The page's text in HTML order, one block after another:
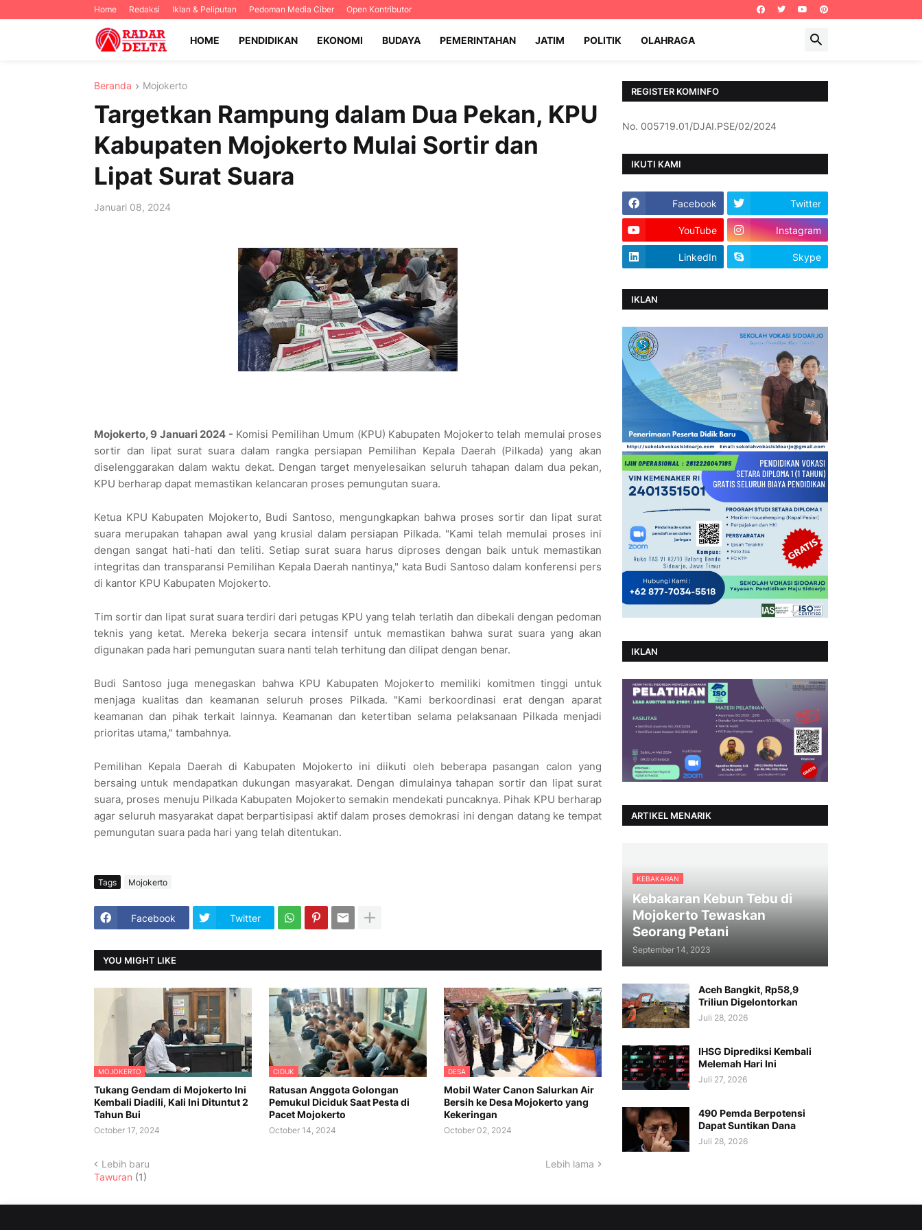
Home Redaksi Iklan & Peliputan Pedoman Media Ciber Open Kontributor
HOME PENDIDIKAN EKONOMI BUDAYA PEMERINTAHAN JATIM POLITIK OLAHRAGA
Beranda Mojokerto
Targetkan Rampung dalam Dua Pekan, KPU
Kabupaten Mojokerto Mulai Sortir dan
Lipat Surat Suara
Januari 08, 2024
Mojokerto, 9 Januari 2024 - Komisi Pemilihan Umum (KPU) Kabupaten Mojokerto telah memulai proses
sortir dan lipat surat suara dalam rangka persiapan Pemilihan Kepala Daerah (Pilkada) yang akan
diselenggarakan dalam waktu dekat. Dengan target menyelesaikan seluruh tahapan dalam dua pekan,
KPU berharap dapat memastikan kelancaran proses pemungutan suara.
Ketua KPU Kabupaten Mojokerto, Budi Santoso, mengungkapkan bahwa proses sortir dan lipat surat
suara merupakan tahapan awal yang krusial dalam persiapan Pilkada. "Kami telah memulai proses ini
dengan sangat hati-hati dan teliti. Setiap surat suara harus diproses dengan baik untuk memastikan
integritas dan transparansi Pemilihan Kepala Daerah nantinya," kata Budi Santoso dalam konferensi pers
di kantor KPU Kabupaten Mojokerto.
Tim sortir dan lipat surat suara terdiri dari petugas KPU yang telah terlatih dan dibekali dengan pedoman
teknis yang ketat. Mereka bekerja secara intensif untuk memastikan bahwa surat suara yang akan
digunakan pada hari pemungutan suara nanti telah terhitung dan dilipat dengan benar.
Budi Santoso juga menegaskan bahwa KPU Kabupaten Mojokerto memiliki komitmen tinggi untuk
menjaga kualitas dan keamanan seluruh proses Pilkada. "Kami berkoordinasi erat dengan aparat
keamanan dan pihak terkait lainnya. Keamanan dan ketertiban selama pelaksanaan Pilkada menjadi
prioritas utama," tambahnya.
Pemilihan Kepala Daerah di Kabupaten Mojokerto ini diikuti oleh beberapa pasangan calon yang
bersaing untuk mendapatkan dukungan masyarakat. Dengan dimulainya tahapan sortir dan lipat surat
suara, proses menuju Pilkada Kabupaten Mojokerto semakin mendekati puncaknya. Pihak KPU berharap
agar seluruh masyarakat dapat berpartisipasi aktif dalam proses demokrasi ini dengan datang ke tempat
pemungutan suara pada hari yang telah ditentukan.
Tags Mojokerto
Facebook Twitter
YOU MIGHT LIKE
MOJOKERTO
Tukang Gendam di Mojokerto Ini
Kembali Diadili, Kali Ini Dituntut 2
Tahun Bui
October 17, 2024
CIDUK
Ratusan Anggota Golongan
Pemukul Diciduk Saat Pesta di
Pacet Mojokerto
October 14, 2024
DESA
Mobil Water Canon Salurkan Air
Bersih ke Desa Mojokerto yang
Kekeringan
October 02, 2024
Lebih baru
Lebih lama
Tawuran (1)
REGISTER KOMINFO
No. 005719.01/DJAI.PSE/02/2024
IKUTI KAMI
Facebook Twitter
YouTube Instagram
LinkedIn Skype
IKLAN
IKLAN
ARTIKEL MENARIK
KEBAKARAN
Kebakaran Kebun Tebu di
Mojokerto Tewaskan
Seorang Petani
September 14, 2023
Aceh Bangkit, Rp58,9
Triliun Digelontorkan
Juli 28, 2026
IHSG Diprediksi Kembali
Melemah Hari Ini
Juli 27, 2026
490 Pemda Berpotensi
Dapat Suntikan Dana
Juli 28, 2026